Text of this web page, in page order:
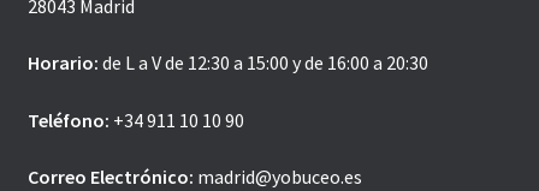
28043 Madrid
Horario: de L a V de 12:30 a 15:00 y de 16:00 a 20:30
Teléfono: +34 911 10 10 90
Correo Electrónico: madrid@yobuceo.es